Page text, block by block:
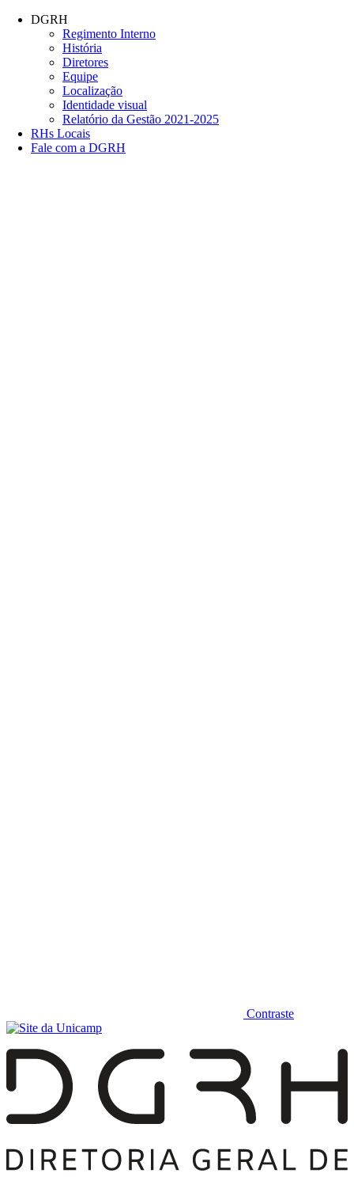
Conteúdo principal
DGRH
Regimento Interno
História
Diretores
Equipe
Localização
Identidade visual
Relatório da Gestão 2021-2025
RHs Locais
Fale com a DGRH
Contraste